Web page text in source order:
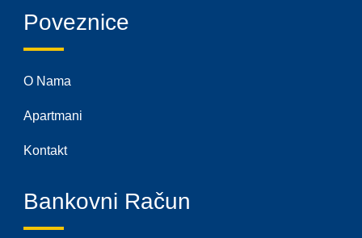
Poveznice
O Nama
Apartmani
Kontakt
Bankovni Račun